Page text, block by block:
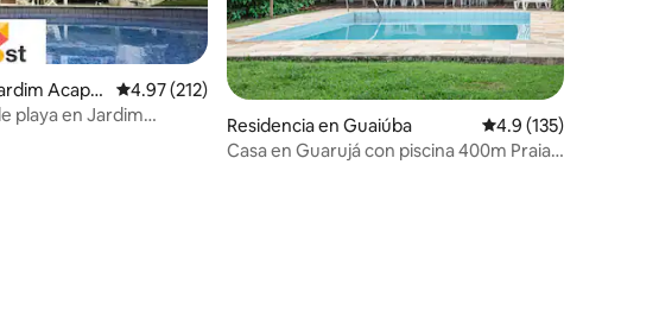
141 evaluaciones
Acapul
Calificación promedio: 4.97 de 5; 212 evaluaciones
4.97 (212)
playa en Jardim
Residencia en Guaiúba Calificación
4.9 (135)
Casa en Guarujá con piscina 400m Praia